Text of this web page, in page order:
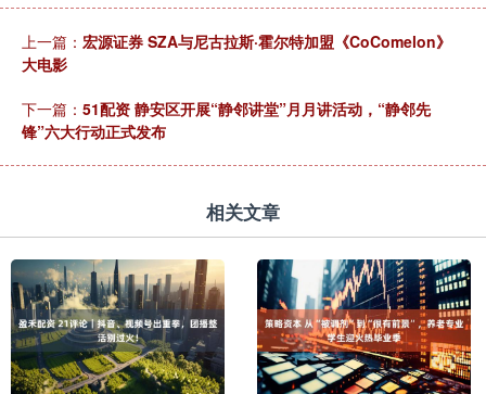
上一篇： 宏源证券 SZA与尼古拉斯·霍尔特加盟《CoComelon》
大电影
下一篇： 51配资 静安区开展“静邻讲堂”月月讲活动，“静邻先
锋”六大行动正式发布
相关文章